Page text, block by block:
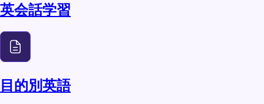
英会話学習
目的別英語